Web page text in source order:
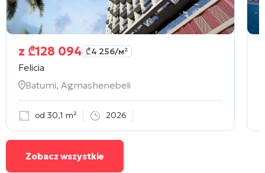
z ₾128 094 ₾4 256/м²
Felicia
Batumi, Agmashenebeli
od 30,1 m² 2026
Zobacz wszystkie